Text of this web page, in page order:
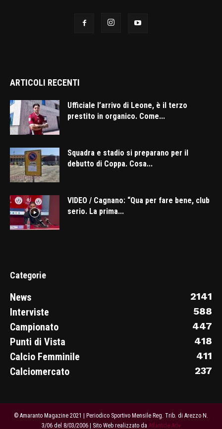
ARTICOLI RECENTI
Ufficiale l’arrivo di Leone, è il terzo
prestito in organico. Come...
Squadra e stadio si preparano per il
debutto di Coppa. Cosa...
VIDEO / Cagnano: “Qua per fare bene, club
serio. La prima...
Categorie
News
2141
Interviste
588
Campionato
447
Punti di Vista
418
Calcio Femminile
411
Calciomercato
237
© Amaranto Magazine 2021 | Periodico Sportivo Mensile Reg. Trib. di Arezzo N.
3/06 del 8/03/2006 | Sito Web realizzato da Atlantide Adv